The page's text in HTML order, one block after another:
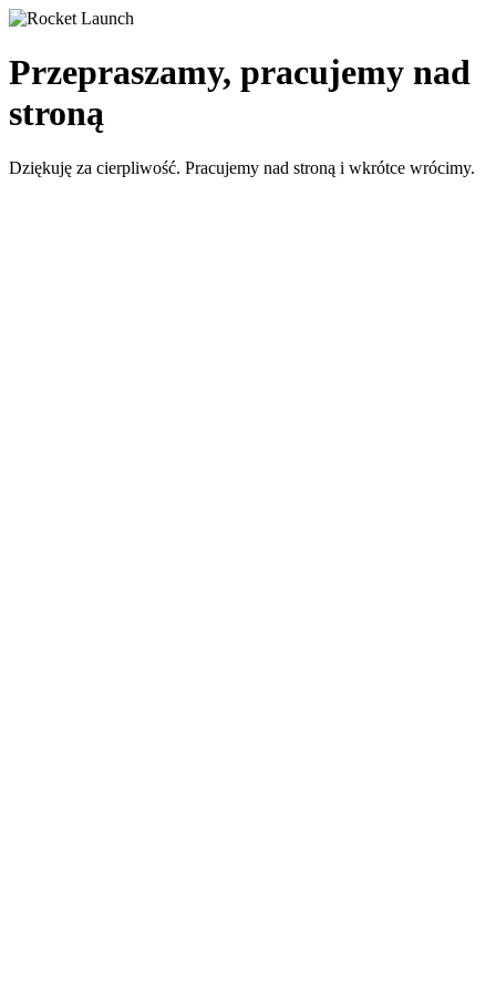
Przepraszamy, pracujemy nad
stroną
Dziękuję za cierpliwość. Pracujemy nad stroną i wkrótce wrócimy.